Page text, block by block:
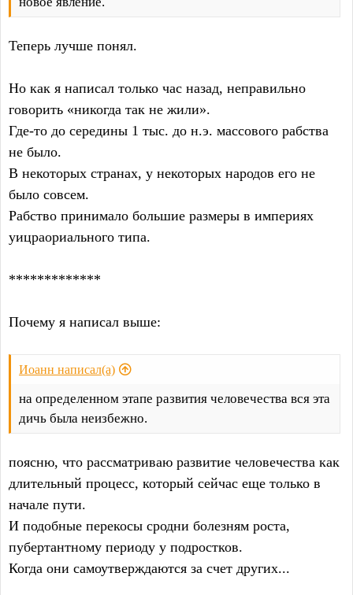
Теперь лучше понял.
Но как я написал только час назад, неправильно
говорить «никогда так не жили».
Где-то до середины 1 тыс. до н.э. массового рабства
не было.
В некоторых странах, у некоторых народов его не
было совсем.
Рабство принимало большие размеры в империях
уицраориального типа.
*************
Почему я написал выше:
Иоанн написал(а)
на определенном этапе развития человечества вся эта
дичь была неизбежно.
поясню, что рассматриваю развитие человечества как
длительный процесс, который сейчас еще только в
начале пути.
И подобные перекосы сродни болезням роста,
пубертантному периоду у подростков.
Когда они самоутверждаются за счет других...